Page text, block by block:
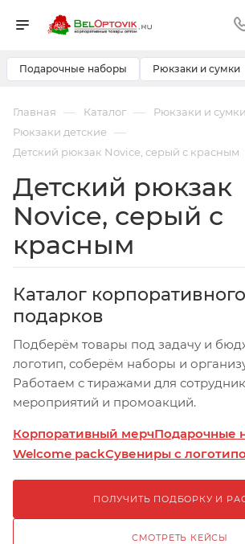
Подарочные наборы Рюкзаки и сумки
Главная — Каталог — Рюкзаки и сумки
Рюкзаки детские —
Детский рюкзак Novice, серый с красным
Детский рюкзак
Novice, серый с
красным
Каталог
подарков
Подберём товары под задачу и
логотип, соберём наборы и
Работаем с тиражами для
мероприятий и промоакций.
Корпоративный мерчПодарочные
Welcome packСувениры с
ПОЛУЧИТЬ ПОДБОРКУ И
СМОТРЕТЬ КЕЙСЫ